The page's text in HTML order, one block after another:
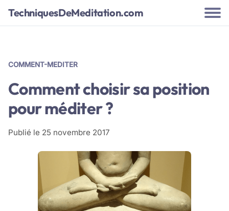
TechniquesDeMeditation.com
COMMENT-MEDITER
Comment choisir sa position
pour méditer ?
Publié le 25 novembre 2017